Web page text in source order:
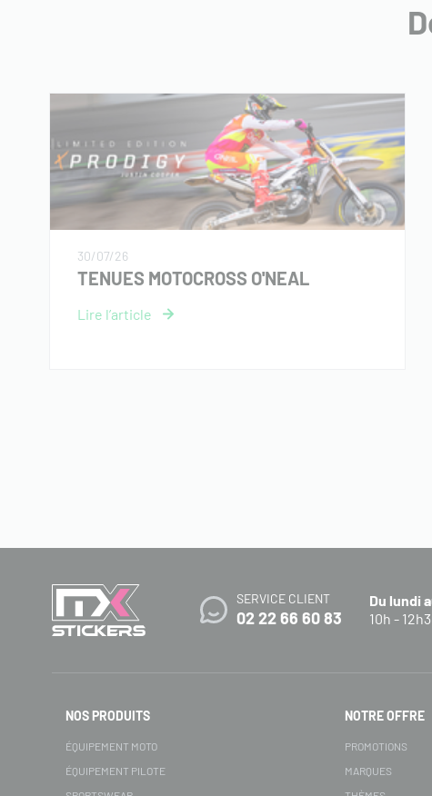
30/07/26
TENUES MOTOCROSS O'NEAL
SERVICE CLIENT
02 22 66 60 83
Du lundi
10h -
NOS PRODUITS
ÉQUIPEMENT MOTO
ÉQUIPEMENT PILOTE
NOTRE OFFRE
PROMOTIONS
MARQUES